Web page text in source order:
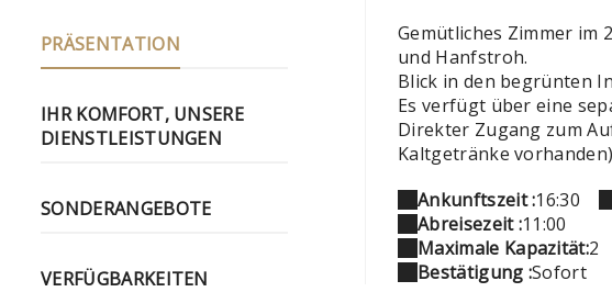
PRÄSENTATION
IHR KOMFORT, UNSERE
DIENSTLEISTUNGEN
SONDERANGEBOTE
VERFÜGBARKEITEN
Gemütliches Zimmer im
und Hanfstroh.
Blick in den begrünten
Es verfügt über eine
Direkter Zugang zum
Kaltgetränke vorhanden)
Ankunftszeit :16:30
Abreisezeit :11:00
Maximale Kapazität:2
Bestätigung :Sofort